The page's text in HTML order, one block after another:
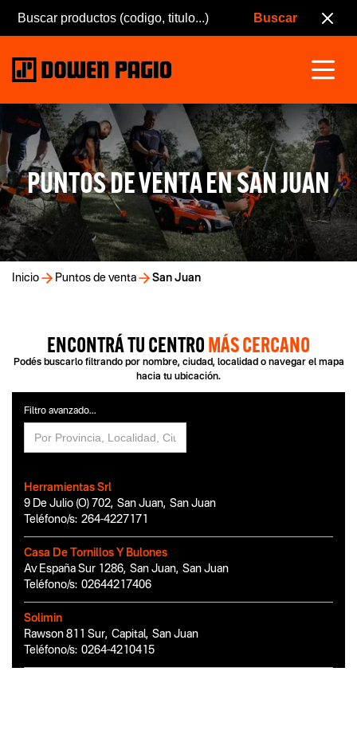
Inicio Puntos de venta San Juan
PUNTOS DE VENTA EN SAN JUAN
ENCONTRÁ TU CENTROMÁS CERCANO
Podés buscarlo filtrando por nombre, ciudad, localidad o navegar el mapa
hacia tu ubicación.
Filtro avanzado...
Herramientas Srl
9 De Julio (O) 702, San Juan, San Juan
Teléfono/s: 264-4227171
Casa De Tornillos Y Bulones
Av España Sur 1286, San Juan, San Juan
Teléfono/s: 02644217406
Solimin
Rawson 811 Sur, Capital, San Juan
Teléfono/s: 0264-4210415